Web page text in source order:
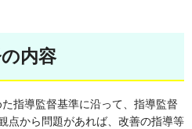
内容
指導監督基準に沿って、指導監督
点から問題があれば、改善の指導等